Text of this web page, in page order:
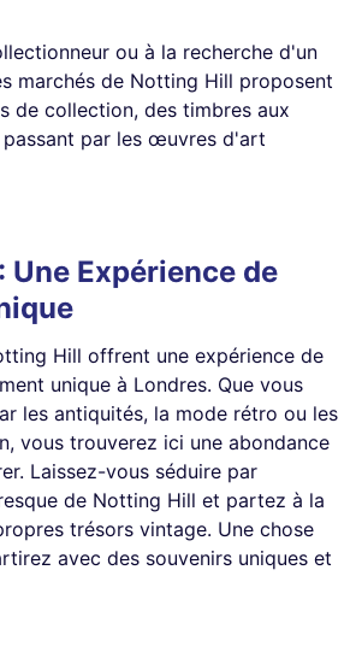
ou à la recherche d'un
marchés de Notting Hill proposent
de collection, des timbres aux
par les œuvres d'art
Une Expérience de
Hill offrent une expérience de
unique à Londres. Que vous
les antiquités, la mode rétro ou les
vous trouverez ici une abondance
Laissez-vous séduire par
de Notting Hill et partez à la
trésors vintage. Une chose
avec des souvenirs uniques et